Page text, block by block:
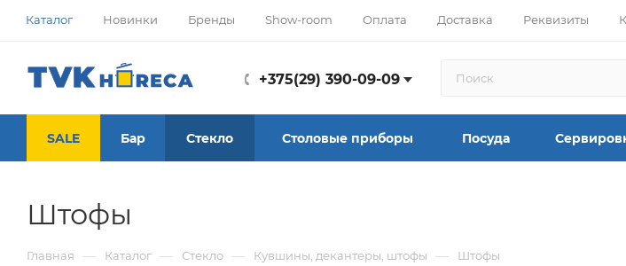
Каталог Новинки Бренды Show-room Оплата Доставка Реквизиты
+375(29) 390-09-09
SALE Бар Стекло Столовые приборы Посуда
Штофы
Главная — Каталог — Стекло — Кувшины, декантеры, штофы — Штофы